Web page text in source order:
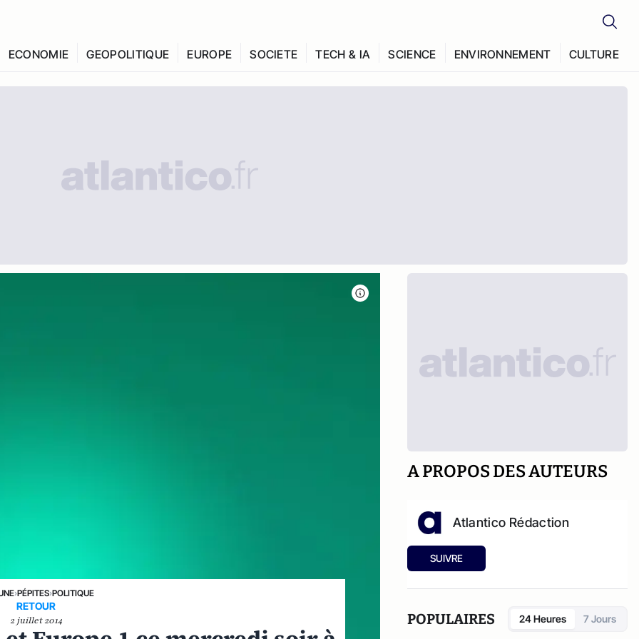
ECONOMIE GEOPOLITIQUE EUROPE SOCIETE TECH & IA SCIENCE ENVIRONNEMENT CULTURE
›PÉPITES›POLITIQUE
RETOUR
2 juillet 2014
A PROPOS DES AUTEURS
Atlantico Rédaction
SUIVRE
POPULAIRES 24 Heures 7 Jours